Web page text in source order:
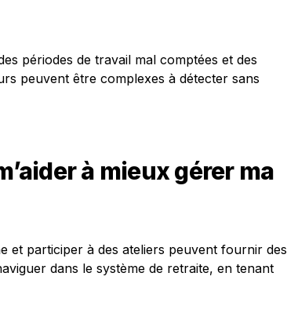
périodes de travail mal comptées et des
peuvent être complexes à détecter sans
à mieux gérer ma
et participer à des ateliers peuvent fournir des
dans le système de retraite, en tenant